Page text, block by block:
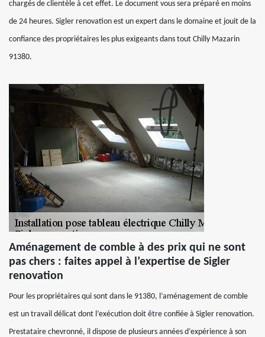
chargés de clientèle à cet effet. Le document vous sera préparé en moins
de 24 heures. Sigler renovation est un expert dans le domaine et jouit de la
confiance des propriétaires les plus exigeants dans tout Chilly Mazarin
91380.
Aménagement de comble à des prix qui ne sont
pas chers : faites appel à l’expertise de Sigler
renovation
Pour les propriétaires qui sont dans le 91380, l’aménagement de comble
est un travail délicat dont l’exécution doit être confiée à Sigler renovation.
Prestataire chevronné, il dispose de plusieurs années d’expérience à son